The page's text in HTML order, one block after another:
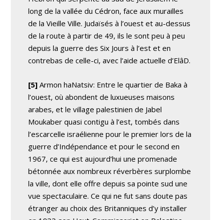
long de la vallée du Cédron, face aux murailles
de la Vieille Ville. Judaïsés à l’ouest et au-dessus
de la route à partir de 49, ils le sont peu à peu
depuis la guerre des Six Jours à l’est et en
contrebas de celle-ci, avec l’aide actuelle d’ElâD.
[5] Armon haNatsiv: Entre le quartier de Baka à
l’ouest, où abondent de luxueuses maisons
arabes, et le village palestinien de Jabel
Moukaber quasi contigu à l’est, tombés dans
l’escarcelle israélienne pour le premier lors de la
guerre d’Indépendance et pour le second en
1967, ce qui est aujourd’hui une promenade
bétonnée aux nombreux réverbères surplombe
la ville, dont elle offre depuis sa pointe sud une
vue spectaculaire. Ce qui ne fut sans doute pas
étranger au choix des Britanniques d’y installer